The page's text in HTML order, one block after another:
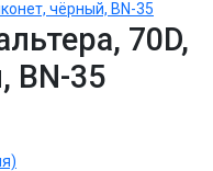
70D,
BN-35